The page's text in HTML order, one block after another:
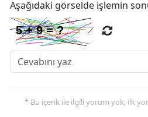
Aşağıdaki görselde işlemin
* Bu içerik ile ilgili yorum yok, ilk